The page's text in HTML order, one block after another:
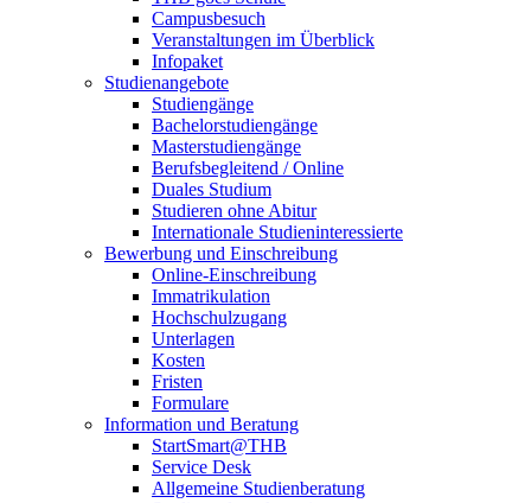
Campusbesuch
Veranstaltungen im Überblick
Infopaket
Studienangebote
Studiengänge
Bachelorstudiengänge
Masterstudiengänge
Berufsbegleitend / Online
Duales Studium
Studieren ohne Abitur
Internationale Studieninteressierte
Bewerbung und Einschreibung
Online-Einschreibung
Immatrikulation
Hochschulzugang
Unterlagen
Kosten
Fristen
Formulare
Information und Beratung
StartSmart@THB
Service Desk
Allgemeine Studienberatung